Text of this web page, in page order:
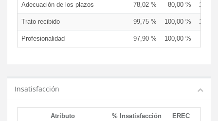
Adecuación de los plazos 78,02 % 80,00 %
Trato recibido 99,75 % 100,00 %
Profesionalidad 97,90 % 100,00 %
Insatisfacción
Atributo % Insatisfacción EREC